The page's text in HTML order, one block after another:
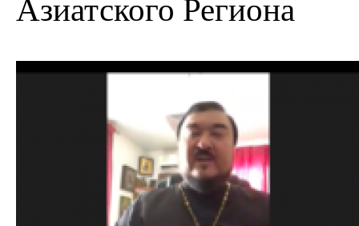
Азиатского Региона